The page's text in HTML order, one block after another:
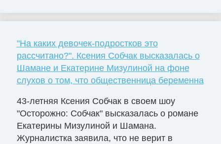
"На каких девочек-подростков это
рассчитано?". Ксения Собчак высказалась о
Шамане и Екатерине Мизулиной на фоне
слухов о том, что общественница беременна
43-летняя Ксения Собчак в своем шоу
"Осторожно: Собчак" высказалась о романе
Екатерины Мизулиной и Шамана.
Журналистка заявила, что не верит в